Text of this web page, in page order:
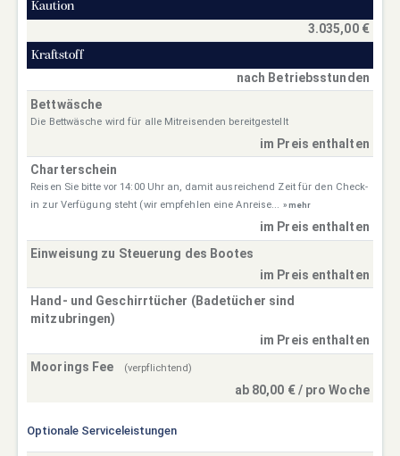
Kaution
3.035,00 €
Kraftstoff
nach Betriebsstunden
Bettwäsche
Die Bettwäsche wird für alle Mitreisenden bereitgestellt
im Preis enthalten
Charterschein
Reisen Sie bitte vor 14:00 Uhr an, damit ausreichend Zeit für den Check-
in zur Verfügung steht (wir empfehlen eine Anreise... » mehr
im Preis enthalten
Einweisung zu Steuerung des Bootes
im Preis enthalten
Hand- und Geschirrtücher (Badetücher sind
mitzubringen)
im Preis enthalten
Moorings Fee
(verpflichtend)
ab 80,00 € / pro Woche
Optionale Serviceleistungen